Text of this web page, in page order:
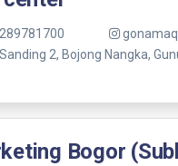
Sanding 2, Bojong Nangka,
Bogor